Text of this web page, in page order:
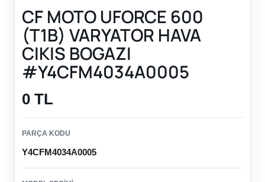
CF MOTO UFORCE 600
(T1B) VARYATOR HAVA
CIKIS BOGAZI
#Y4CFM4034A0005
0 TL
PARÇA KODU
Y4CFM4034A0005